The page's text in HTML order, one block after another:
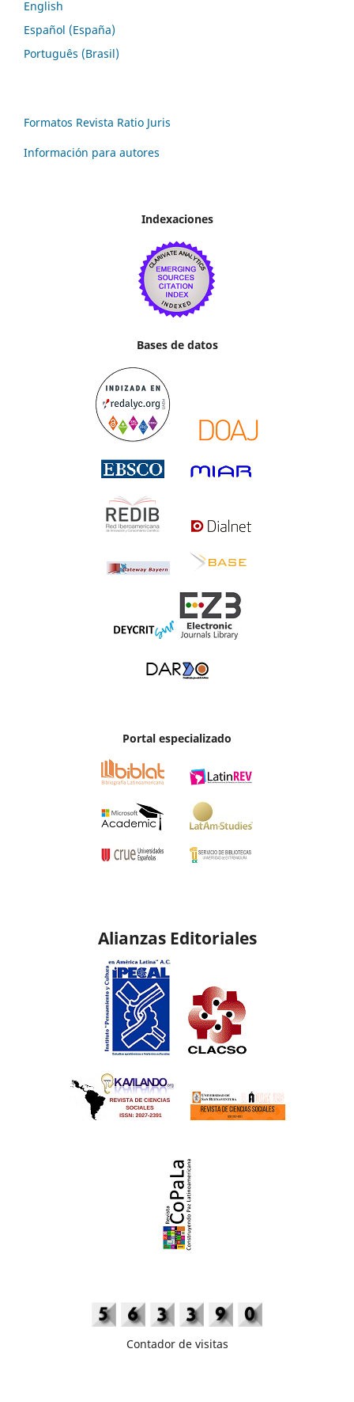
English
Español (España)
Português (Brasil)
Formatos Revista Ratio Juris
Información para autores
Indexaciones
Bases de datos
Portal especializado
Alianzas Editoriales
Contador de visitas